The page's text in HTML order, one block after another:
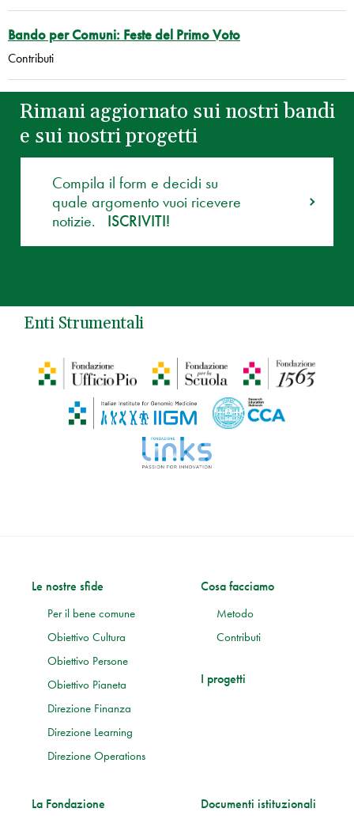
Bando per Comuni: Feste del Primo Voto
Contributi
Rimani aggiornato sui nostri bandi
e sui nostri progetti
Compila il form e decidi su
quale argomento vuoi ricevere
notizie.
ISCRIVITI!
Enti Strumentali
Le nostre sfide
Per il bene comune
Obiettivo Cultura
Obiettivo Persone
Obiettivo Pianeta
Direzione Finanza
Direzione Learning
Direzione Operations
Cosa facciamo
Metodo
Contributi
I progetti
La Fondazione Documenti istituzionali